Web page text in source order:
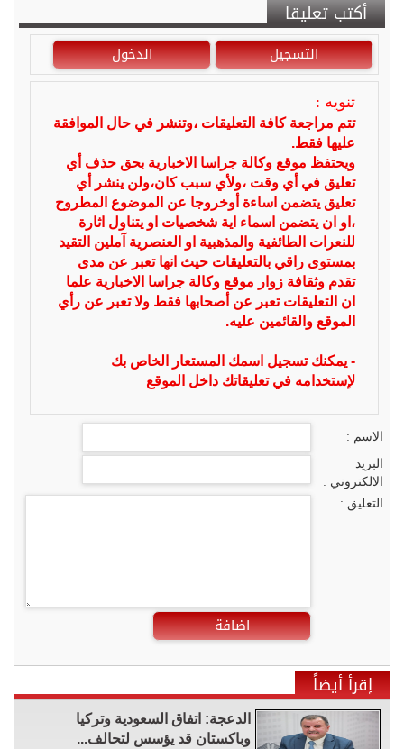
أكتب تعليقا
التسجيل الدخول
تنويه :
تتم مراجعة كافة التعليقات ،وتنشر في حال الموافقة
عليها فقط.
ويحتفظ موقع وكالة جراسا الاخبارية بحق حذف أي
تعليق في أي وقت ،ولأي سبب كان،ولن ينشر أي
تعليق يتضمن اساءة أوخروجا عن الموضوع المطروح
،او ان يتضمن اسماء اية شخصيات او يتناول اثارة
للنعرات الطائفية والمذهبية او العنصرية آملين التقيد
بمستوى راقي بالتعليقات حيث انها تعبر عن مدى
تقدم وثقافة زوار موقع وكالة جراسا الاخبارية علما
ان التعليقات تعبر عن أصحابها فقط ولا تعبر عن رأي
الموقع والقائمين عليه.
- يمكنك تسجيل اسمك المستعار الخاص بك
لإستخدامه في تعليقاتك داخل الموقع
الاسم :
البريد
الالكتروني :
التعليق :
اضافة
إقرأ أيضاً
الدعجة: اتفاق السعودية وتركيا
وباكستان قد يؤسس لتحالف...